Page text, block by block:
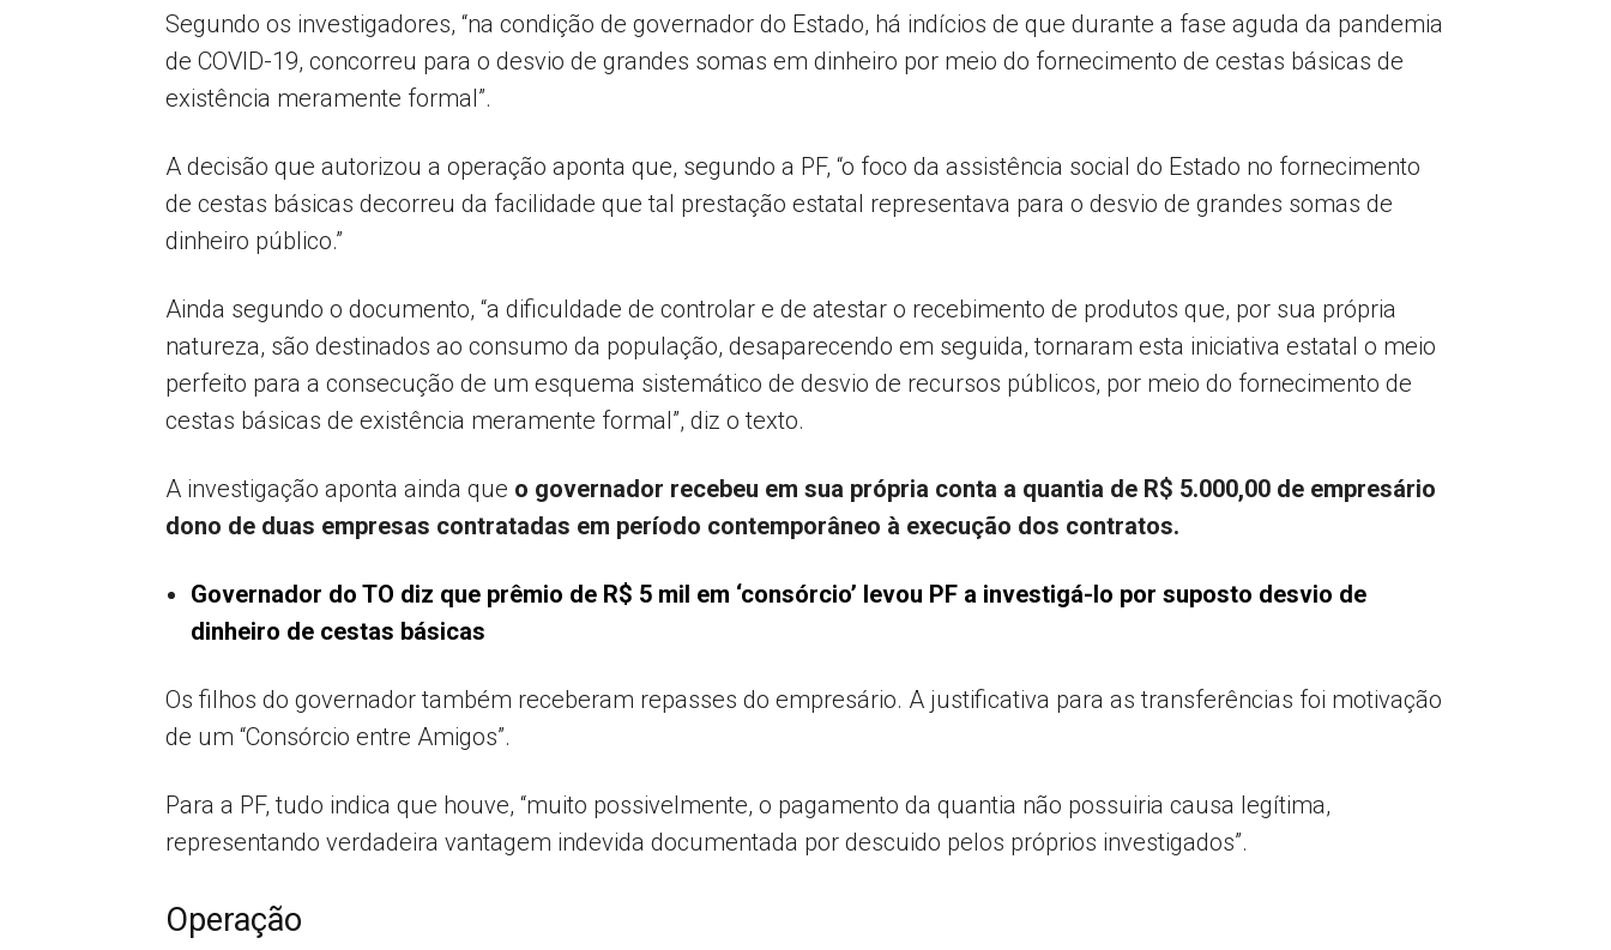
Segundo os investigadores, “na condição de governador do Estado, há indícios de que durante a fase aguda da pandemia
de COVID-19, concorreu para o desvio de grandes somas em dinheiro por meio do fornecimento de cestas básicas de
existência meramente formal”.
A decisão que autorizou a operação aponta que, segundo a PF, “o foco da assistência social do Estado no fornecimento
de cestas básicas decorreu da facilidade que tal prestação estatal representava para o desvio de grandes somas de
dinheiro público.”
Ainda segundo o documento, “a dificuldade de controlar e de atestar o recebimento de produtos que, por sua própria
natureza, são destinados ao consumo da população, desaparecendo em seguida, tornaram esta iniciativa estatal o meio
perfeito para a consecução de um esquema sistemático de desvio de recursos públicos, por meio do fornecimento de
cestas básicas de existência meramente formal”, diz o texto.
A investigação aponta ainda que o governador recebeu em sua própria conta a quantia de R$ 5.000,00 de empresário
dono de duas empresas contratadas em período contemporâneo à execução dos contratos.
Governador do TO diz que prêmio de R$ 5 mil em ‘consórcio’ levou PF a investigá-lo por suposto desvio de
dinheiro de cestas básicas
Os filhos do governador também receberam repasses do empresário. A justificativa para as transferências foi motivação
de um “Consórcio entre Amigos”.
Para a PF, tudo indica que houve, “muito possivelmente, o pagamento da quantia não possuiria causa legítima,
representando verdadeira vantagem indevida documentada por descuido pelos próprios investigados”.
Operação